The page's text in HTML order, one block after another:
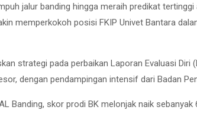
jalur banding hingga meraih predikat
memperkokoh posisi FKIP Univet Bantara
strategi pada perbaikan Laporan Evaluasi Diri
dengan pendampingan intensif dari Badan
Banding, skor prodi BK melonjak naik